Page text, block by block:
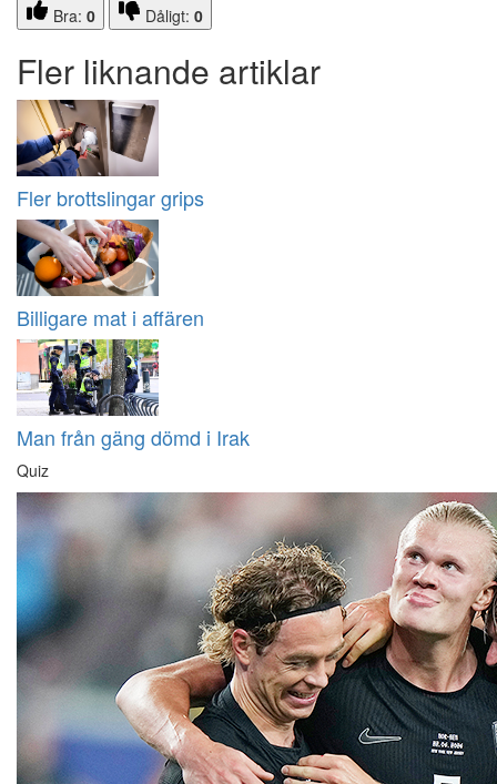
Bra: 0 Dåligt: 0
Fler liknande artiklar
Fler brottslingar grips
Billigare mat i affären
Man från gäng dömd i Irak
Quiz